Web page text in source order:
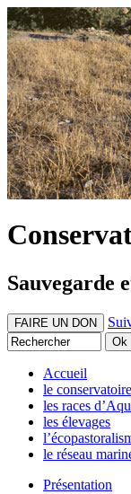
Sauvegarde
FAIRE UN DON
Accueil
le conservatoire
les races
les élevages
le réseau
Présentation